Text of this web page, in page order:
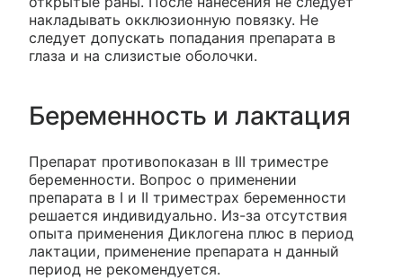
накладывать окклюзионную повязку. Не
следует допускать попадания препарата в
глаза и на слизистые оболочки.
Беременность и лактация
Препарат противопоказан в III триместре
беременности. Вопрос о применении
препарата в I и II триместрах беременности
решается индивидуально. Из-за отсутствия
опыта применения Диклогена плюс в период
лактации, применение препарата н данный
период не рекомендуется.